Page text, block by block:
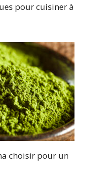
pour cuisiner à
choisir pour un